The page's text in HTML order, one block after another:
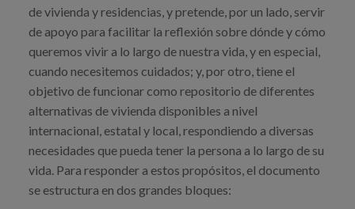
de vivienda y residencias, y pretende, por un lado, servir
de apoyo para facilitar la reflexión sobre dónde y cómo
queremos vivir a lo largo de nuestra vida, y en especial,
cuando necesitemos cuidados; y, por otro, tiene el
objetivo de funcionar como repositorio de diferentes
alternativas de vivienda disponibles a nivel
internacional, estatal y local, respondiendo a diversas
necesidades que pueda tener la persona a lo largo de su
vida. Para responder a estos propósitos, el documento
se estructura en dos grandes bloques: